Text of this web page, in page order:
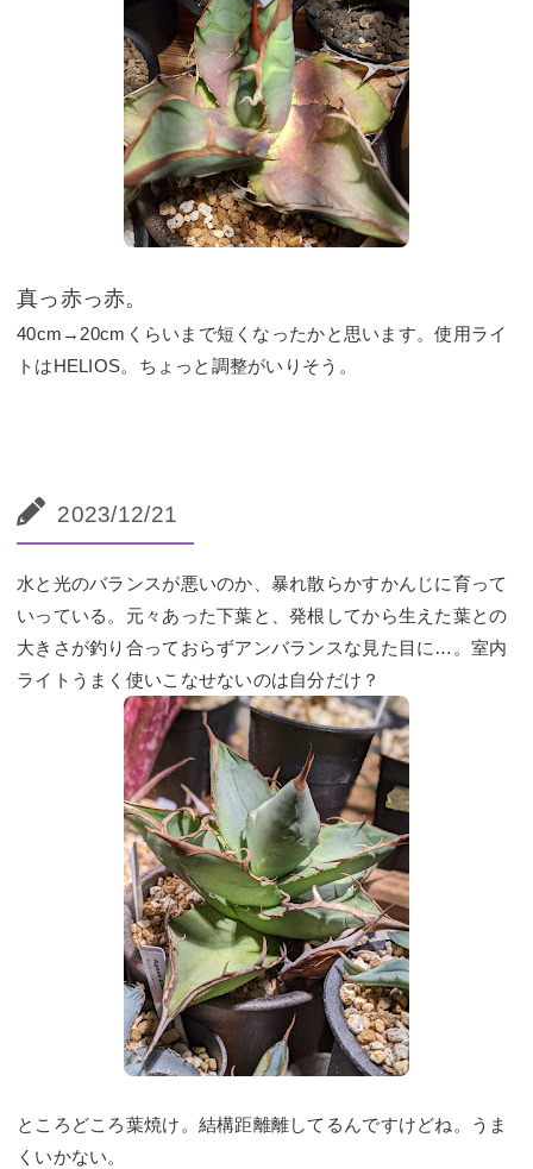
真っ赤っ赤。
40cm→20cmくらいまで短くなったかと思います。使用ライ
トはHELIOS。ちょっと調整がいりそう。
2023/12/21
水と光のバランスが悪いのか、暴れ散らかすかんじに育って
いっている。元々あった下葉と、発根してから生えた葉との
大きさが釣り合っておらずアンバランスな見た目に…。室内
ライトうまく使いこなせないのは自分だけ？
ところどころ葉焼け。結構距離離してるんですけどね。うま
くいかない。